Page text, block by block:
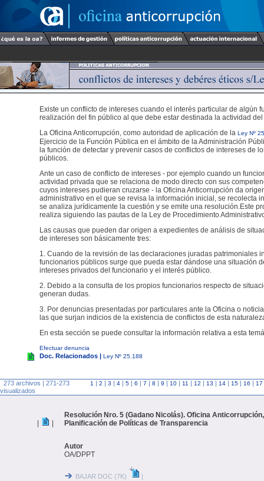
Existe un conflicto de intereses cuando el interés particular de algún
realización del fin público al que debe estar destinada la actividad del
La Oficina Anticorrupción, como autoridad de aplicación de la Ley Nº
Ejercicio de la Función Pública en el ámbito de la Administración
la función de detectar y prevenir casos de conflictos de intereses de
públicos.
Ante un caso de conflicto de intereses - por ejemplo cuando un
actividad privada que se relaciona de modo directo con sus
cuyos intereses pudieran cruzarse - la Oficina Anticorrupción da
administrativo en el que se revisa la información inicial, se recolecta
se analiza jurídicamente la cuestión y se emite una resolución.Este
realiza siguiendo las pautas de la Ley de Procedimiento
Las causas que pueden dar origen a expedientes de análisis de
de intereses son básicamente tres:
1. Cuando de la revisión de las declaraciones juradas patrimoniales
funcionarios públicos surge que pueda estar dándose una situación
intereses privados del funcionario y el interés público.
2. Debido a la consulta de los propios funcionarios respecto de
generan dudas.
3. Por denuncias presentadas por particulares ante la Oficina o
las que surjan indicios de la existencia de conflictos de esta
En esta sección se puede consultar la información relativa a esta
Efectuar denuncia
Doc. Relacionados | Ley Nº 25.188
273 archivos | 271-273
visualizados
1 | 2 | 3 | 4 | 5 | 6 | 7 | 8 | 9 | 10 | 11 | 12 | 13 | 14 | 15 | 16 | 17
Resolución Nro. 5 (Gadano Nicolás). Oficina
Planificación de Políticas de Transparencia
Autor
OA/DPPT
BAJAR DOC (7K) |